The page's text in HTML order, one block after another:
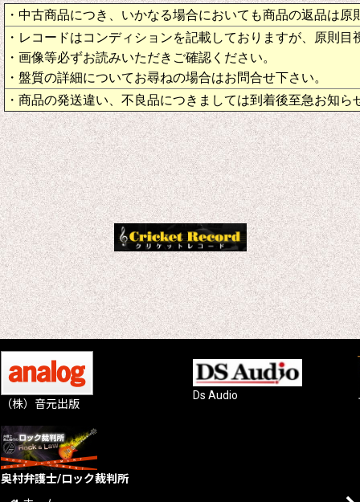
・中古商品につき、いかなる場合においても商品の返品は原
・レコードはコンディションを記載しておりますが、原則目
・画像等必ずお読みいただきご確認ください。
・盤質の詳細についてお尋ねの場合はお問合せ下さい。
・商品の発送違い、不良品につきましては到着後至急お知ら
（株）音元出版
Ds Audio
奥村弁護士/ロック裁判所